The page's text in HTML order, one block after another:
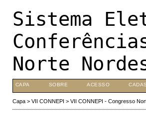
Sistema
Norte
CAPA SOBRE ACESSO
Capa> VII CONNEPI > VII CONNEPI - Congresso